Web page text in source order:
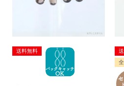
無くした時の片耳ピア
送料無料